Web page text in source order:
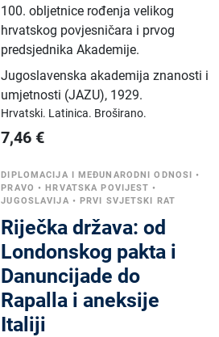
100. obljetnice rođenja velikog
hrvatskog povjesničara i prvog
predsjednika Akademije.
Jugoslavenska akademija znanosti i
umjetnosti (JAZU), 1929.
Hrvatski. Latinica. Broširano.
7,46 €
DIPLOMACIJA I MEĐUNARODNI ODNOSI •
PRAVO •HRVATSKA POVIJEST •
JUGOSLAVIJA •PRVI SVJETSKI RAT
Riječka država: od
Londonskog pakta i
Danuncijade do
Rapalla i aneksije
Italiji